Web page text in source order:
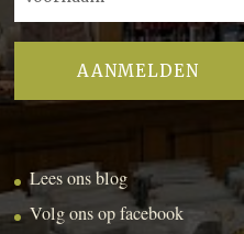
Lees ons blog
Volg ons op facebook